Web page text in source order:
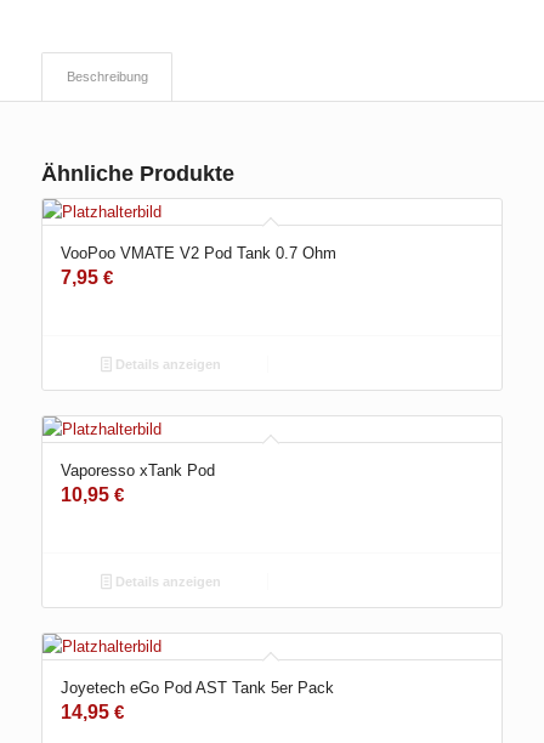
Beschreibung
Ähnliche Produkte
VooPoo VMATE V2 Pod Tank 0.7 Ohm
7,95 €
Details anzeigen
Vaporesso xTank Pod
10,95 €
Details anzeigen
Joyetech eGo Pod AST Tank 5er Pack
14,95 €